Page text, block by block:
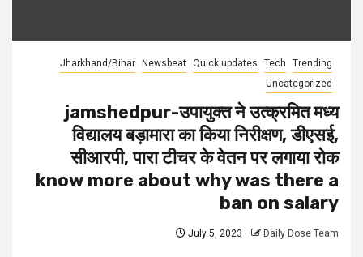
Jharkhand/Bihar Newsbeat Quick updates Tech
Trending
Uncategorized
jamshedpur-उपायुक्त ने उत्क्रमित मध्य
विद्यालय बड़ामारा का किया निरीक्षण, डीएसई,
सीआरपी, पारा टीचर के वेतन पर लगाया रोक
know more about why was there a
ban on salary
July 5, 2023 Daily Dose Team